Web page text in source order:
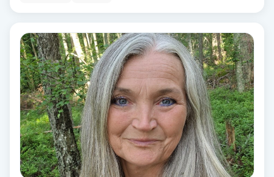
Skoinlägg
Skägg
Skäggfärgning
Skäggklippning
Skäggtrimmning